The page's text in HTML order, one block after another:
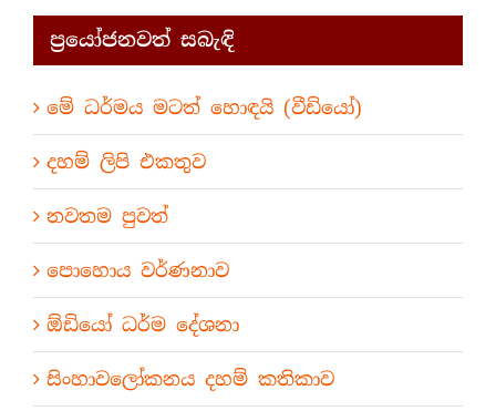
ප්‍රයෝජනවත් සබැඳි
මේ ධර්මය මටත් හොඳයි (වීඩියෝ)
දහම් ලිපි එකතුව
නවතම පුවත්
පොහොය වර්ණනාව
ඕඩියෝ ධර්ම දේශනා
සිංහාවලෝකනය දහම් කතිකාව